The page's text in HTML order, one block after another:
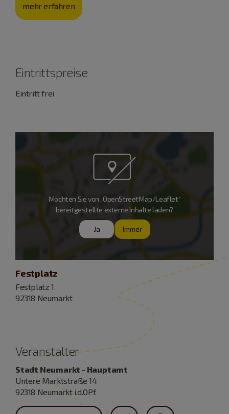
mehr erfahren
Eintrittspreise
Eintritt frei
Möchten Sie von „OpenStreetMap/Leaflet“
bereitgestellte externe Inhalte laden?
Ja Immer
Festplatz
Festplatz 1
92318 Neumarkt
Veranstalter
Stadt Neumarkt - Hauptamt
Untere Marktstraße 14
92318 Neumarkt i.d.OPf.